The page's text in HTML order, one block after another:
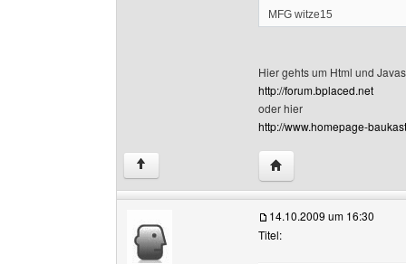
MFG witze15
Hier gehts um Html und
http://forum.bplaced.net
oder hier
http://www.homepage-
↑ Website dieses
14.10.2009 um 16:30
Titel: